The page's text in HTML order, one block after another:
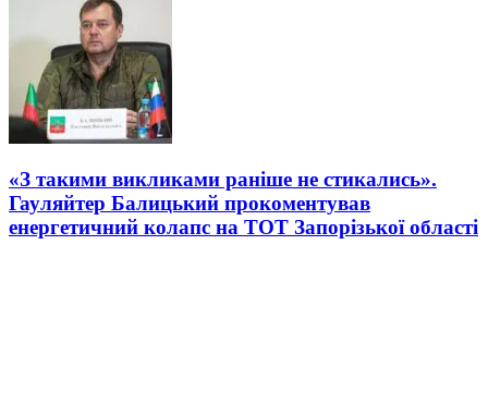
«З такими викликами раніше не стикались».
Гауляйтер Балицький прокоментував
енергетичний колапс на ТОТ Запорізької області